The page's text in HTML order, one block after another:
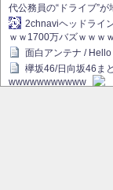
代公務員の“ドライブ”が
2chnaviヘッドライ
ｗｗ1700万バズｗｗｗ
面白アンテナ /
欅坂46/日向坂46ま
wwwwwwwwwww